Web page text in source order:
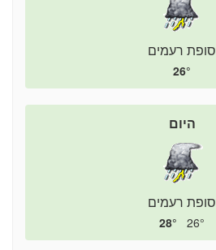
סופת רעמים
26°
היום
סופת רעמים
26°
28°